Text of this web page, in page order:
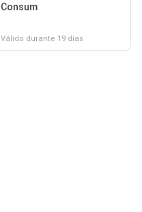
Consum
Válido durante 19 días